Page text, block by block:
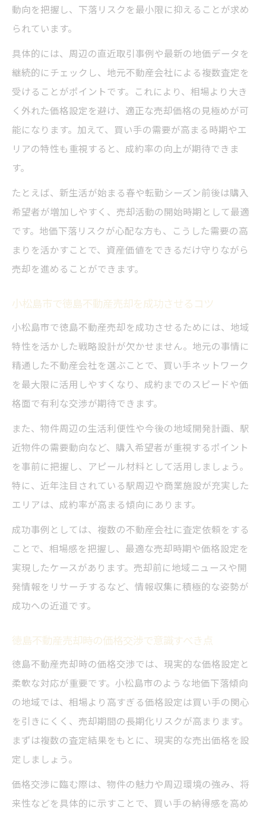
動向を把握し、下落リスクを最小限に抑えることが求め
られています。
具体的には、周辺の直近取引事例や最新の地価データを
継続的にチェックし、地元不動産会社による複数査定を
受けることがポイントです。これにより、相場より大き
く外れた価格設定を避け、適正な売却価格の見極めが可
能になります。加えて、買い手の需要が高まる時期やエ
リアの特性も重視すると、成約率の向上が期待できま
す。
たとえば、新生活が始まる春や転勤シーズン前後は購入
希望者が増加しやすく、売却活動の開始時期として最適
です。地価下落リスクが心配な方も、こうした需要の高
まりを活かすことで、資産価値をできるだけ守りながら
売却を進めることができます。
小松島市で徳島不動産売却を成功させるコツ
小松島市で徳島不動産売却を成功させるためには、地域
特性を活かした戦略設計が欠かせません。地元の事情に
精通した不動産会社を選ぶことで、買い手ネットワーク
を最大限に活用しやすくなり、成約までのスピードや価
格面で有利な交渉が期待できます。
また、物件周辺の生活利便性や今後の地域開発計画、駅
近物件の需要動向など、購入希望者が重視するポイント
を事前に把握し、アピール材料として活用しましょう。
特に、近年注目されている駅周辺や商業施設が充実した
エリアは、成約率が高まる傾向にあります。
成功事例としては、複数の不動産会社に査定依頼をする
ことで、相場感を把握し、最適な売却時期や価格設定を
実現したケースがあります。売却前に地域ニュースや開
発情報をリサーチするなど、情報収集に積極的な姿勢が
成功への近道です。
徳島不動産売却時の価格交渉で意識すべき点
徳島不動産売却時の価格交渉では、現実的な価格設定と
柔軟な対応が重要です。小松島市のような地価下落傾向
の地域では、相場より高すぎる価格設定は買い手の関心
を引きにくく、売却期間の長期化リスクが高まります。
まずは複数の査定結果をもとに、現実的な売出価格を設
定しましょう。
価格交渉に臨む際は、物件の魅力や周辺環境の強み、将
来性などを具体的に示すことで、買い手の納得感を高め